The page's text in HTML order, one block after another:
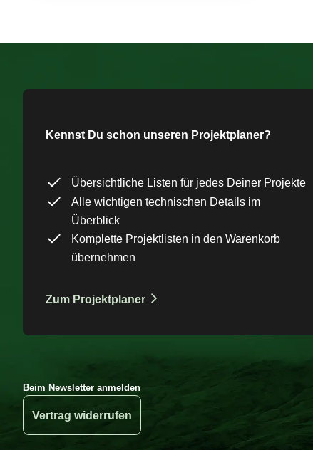
Kennst Du schon unseren Projektplaner?
Übersichtliche Listen für jedes Deiner Projekte
Alle wichtigen technischen Details im
Überblick
Komplette Projektlisten in den Warenkorb
übernehmen
Zum Projektplaner
Beim Newsletter anmelden
Vertrag widerrufen